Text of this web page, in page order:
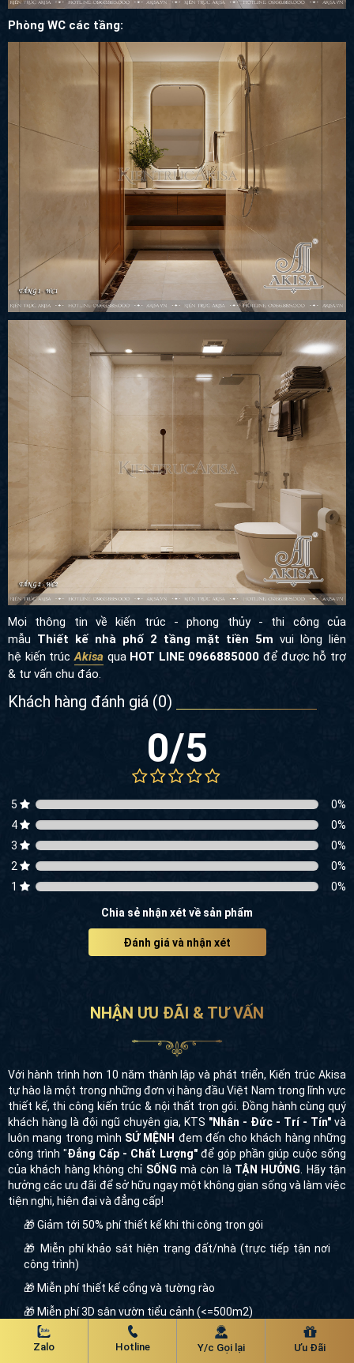
Phòng WC các tầng:
Mọi thông tin về kiến trúc - phong thủy - thi công của
mẫu Thiết kế nhà phố 2 tầng mặt tiền 5mvui lòng liên
hệ kiến trúc Akisaqua HOT LINE 0966885000 để được hỗ trợ
& tư vấn chu đáo.
Khách hàng đánh giá (0)
0/5
5 0%
4
0%
3
0%
2
0%
1
0%
Chia sẻ nhận xét về sản phẩm
Đánh giá và nhận xét
NHẬN ƯU ĐÃI & TƯ VẤN
Với hành trình hơn 10 năm thành lập và phát triển, Kiến trúc Akisa
tự hào là một trong những đơn vị hàng đầu Việt Nam trong lĩnh vực
thiết kế, thi công kiến trúc & nội thất trọn gói. Đồng hành cùng quý
khách hàng là đội ngũ chuyên gia, KTS "Nhân - Đức - Trí - Tín" và
luôn mang trong mình SỨ MỆNH đem đến cho khách hàng những
công trình "Đẳng Cấp - Chất Lượng"để góp phần giúp cuộc sống
của khách hàng không chỉ SỐNG mà còn là TẬN HƯỞNG . Hãy tận
hưởng các ưu đãi để sở hữu ngay một không gian sống và làm việc
tiện nghi, hiện đại và đẳng cấp!
🎁 Giảm tới 50% phí thiết kế khi thi công trọn gói
🎁 Miễn phí khảo sát hiện trạng đất/nhà (trực tiếp tận nơi
công trình)
🎁 Miễn phí thiết kế cổng và tường rào
🎁 Miễn phí 3D sân vườn tiểu cảnh (<=500m2)
🎁 Hỗ trợ toàn bộ hồ sơ giấy phép xây dựng
Zalo Hotline Y/c Gọi lại Ưu Đãi